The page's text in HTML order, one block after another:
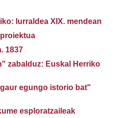
lurraldea XIX. mendean
1837
zabalduz: Euskal Herriko
egungo istorio bat"
esploratzaileak